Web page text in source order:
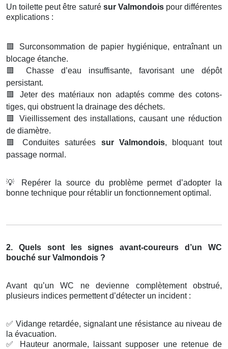
Un toilette peut être saturé sur Valmondois pour différentes
explications :
🟥
Surconsommation de papier hygiénique, entraînant un
blocage étanche.
🟥
Chasse d’eau insuffisante, favorisant une dépôt
persistant.
🟥
Jeter des matériaux non adaptés comme des cotons-
tiges, qui obstruent la drainage des déchets.
🟥
Vieillissement des installations, causant une réduction
de diamètre.
🟥
Conduites saturées sur Valmondois, bloquant tout
passage normal.
💡
Repérer la source du problème permet d’adopter la
bonne technique pour rétablir un fonctionnement optimal.
2. Quels sont les signes avant-coureurs d’un WC
bouché sur Valmondois ?
Avant qu’un WC ne devienne complètement obstrué,
plusieurs indices permettent d’détecter un incident :
✅ Vidange retardée, signalant une résistance au niveau de
la évacuation.
✅
Hauteur anormale, laissant supposer une retenue de